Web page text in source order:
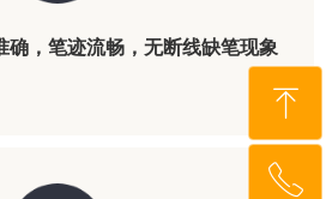
确，笔迹流畅，无断线缺笔现象
ꁸ
回到顶部
ꂅ